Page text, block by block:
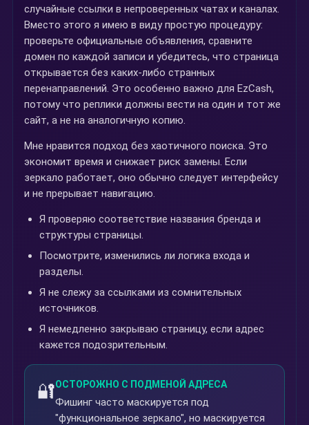
случайные ссылки в непроверенных чатах и каналах.
Вместо этого я имею в виду простую процедуру:
проверьте официальные объявления, сравните
домен по каждой записи и убедитесь, что страница
открывается без каких-либо странных
перенаправлений. Это особенно важно для EzCash,
потому что реплики должны вести на один и тот же
сайт, а не на аналогичную копию.
Мне нравится подход без хаотичного поиска. Это
экономит время и снижает риск замены. Если
зеркало работает, оно обычно следует интерфейсу
и не прерывает навигацию.
Я проверяю соответствие названия бренда и
структуры страницы.
Посмотрите, изменились ли логика входа и
разделы.
Я не слежу за ссылками из сомнительных
источников.
Я немедленно закрываю страницу, если адрес
кажется подозрительным.
🔐ОСТОРОЖНО С ПОДМЕНОЙ АДРЕСА
Фишинг часто маскируется под
"функциональное зеркало", но маскируется